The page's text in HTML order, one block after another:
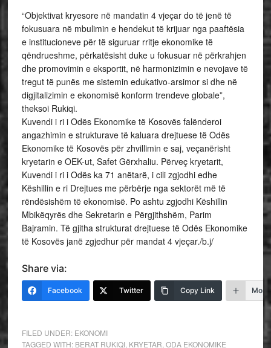
“Objektivat kryesore në mandatin 4 vjeçar do të jenë të
fokusuara në mbulimin e hendekut të krijuar nga paaftësia
e institucioneve për të siguruar rritje ekonomike të
qëndrueshme, përkatësisht duke u fokusuar në përkrahjen
dhe promovimin e eksportit, në harmonizimin e nevojave të
tregut të punës me sistemin edukativo-arsimor si dhe në
digjitalizimin e ekonomisë konform trendeve globale”,
theksoi Rukiqi.
Kuvendi i ri i Odës Ekonomike të Kosovës falënderoi
angazhimin e strukturave të kaluara drejtuese të Odës
Ekonomike të Kosovës për zhvillimin e saj, veçanërisht
kryetarin e OEK-ut, Safet Gërxhaliu. Përveç kryetarit,
Kuvendi i ri i Odës ka 71 anëtarë, i cili zgjodhi edhe
Këshillin e ri Drejtues me përbërje nga sektorët më të
rëndësishëm të ekonomisë. Po ashtu zgjodhi Këshillin
Mbikëqyrës dhe Sekretarin e Përgjithshëm, Parim
Bajramin. Të gjitha strukturat drejtuese të Odës Ekonomike
të Kosovës janë zgjedhur për mandat 4 vjeçar./b.j/
Share via:
Facebook Twitter Copy Link More
FILED UNDER: EKONOMI
TAGGED WITH: BERAT RUKIQI, KRYETAR ODA EKONOMIKE